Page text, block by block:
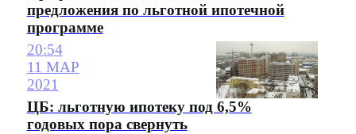
предложения по льготной ипотечной
программе
20:54
11 МАР
2021
ЦБ: льготную ипотеку под 6,5%
годовых пора свернуть